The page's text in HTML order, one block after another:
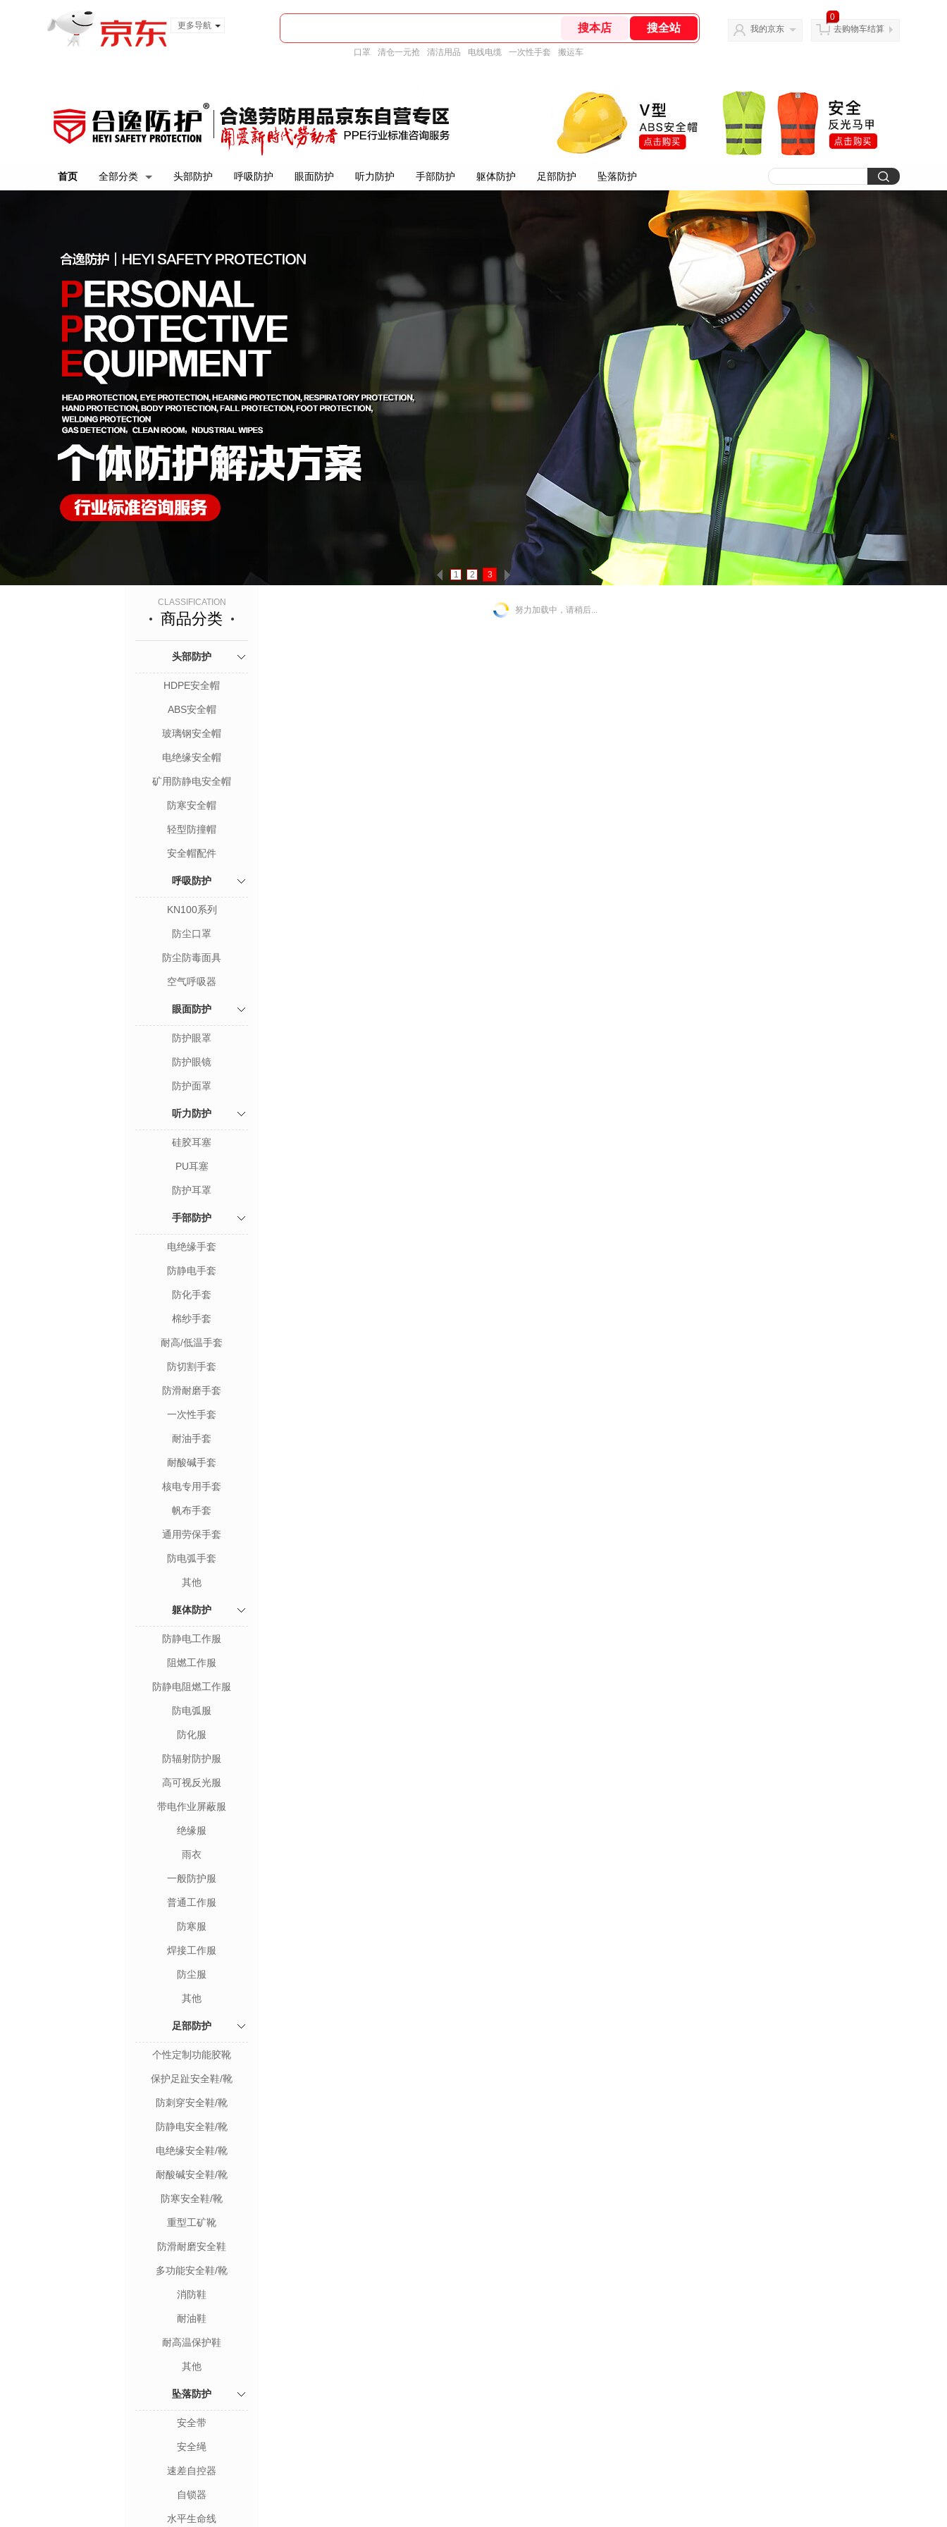
更多导航
口罩 清仓一元抢 清洁用品 电线电缆 一次性手套 搬运车
我的京东
0
去购物车结算
首页 全部分类 头部防护 呼吸防护 眼面防护 听力防护 手部防护 躯体防护 足部防护 坠落防护
1 2 3
CLASSIFICATION
商品分类
头部防护
HDPE安全帽
ABS安全帽
玻璃钢安全帽
电绝缘安全帽
矿用防静电安全帽
防寒安全帽
轻型防撞帽
安全帽配件
呼吸防护
KN100系列
防尘口罩
防尘防毒面具
空气呼吸器
眼面防护
防护眼罩
防护眼镜
防护面罩
听力防护
硅胶耳塞
PU耳塞
防护耳罩
手部防护
电绝缘手套
防静电手套
防化手套
棉纱手套
耐高/低温手套
防切割手套
防滑耐磨手套
一次性手套
耐油手套
耐酸碱手套
核电专用手套
帆布手套
通用劳保手套
防电弧手套
其他
躯体防护
防静电工作服
阻燃工作服
防静电阻燃工作服
防电弧服
防化服
防辐射防护服
高可视反光服
带电作业屏蔽服
绝缘服
雨衣
一般防护服
普通工作服
防寒服
焊接工作服
防尘服
其他
足部防护
个性定制功能胶靴
保护足趾安全鞋/靴
防刺穿安全鞋/靴
防静电安全鞋/靴
电绝缘安全鞋/靴
耐酸碱安全鞋/靴
防寒安全鞋/靴
重型工矿靴
防滑耐磨安全鞋
多功能安全鞋/靴
消防鞋
耐油鞋
耐高温保护鞋
其他
坠落防护
安全带
安全绳
速差自控器
自锁器
水平生命线
努力加载中，请稍后...